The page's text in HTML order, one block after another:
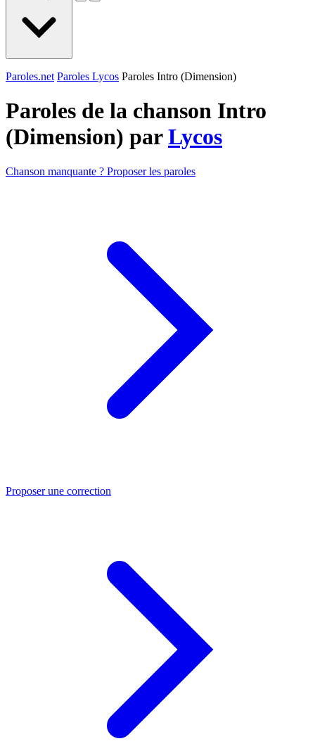
Paroles.net Paroles Lycos Paroles Intro (Dimension)
Paroles de la chanson Intro
(Dimension) parLycos
Chanson manquante ? Proposer les paroles
Proposer une correction